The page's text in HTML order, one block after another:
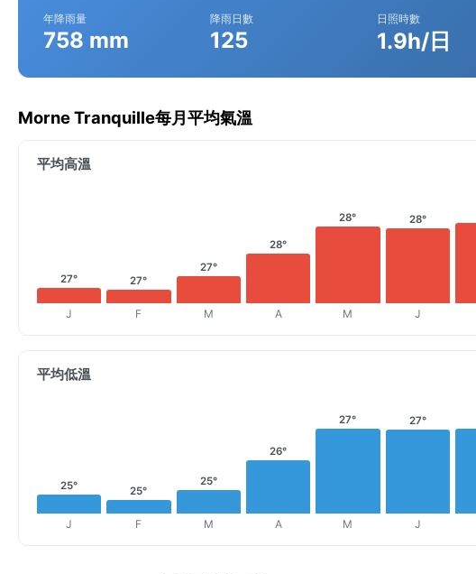
年降雨量
758 mm
降雨日數
125
日照時數
1.9h/日
Morne Tranquille每月平均氣溫
平均高溫
27°
J
27°
F
27°
M
28°
A
28°
M
28°
J
平均低溫
25°
J
25°
F
25°
M
26°
A
27°
M
27°
J